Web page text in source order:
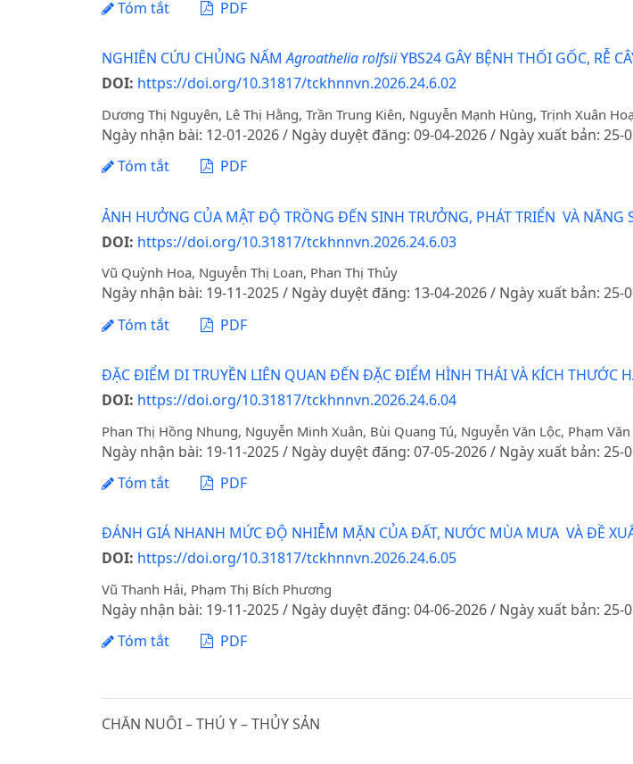
Tóm tắt
PDF
NGHIÊN CỨU CHỦNG NẤMAgroathelia rolfsiiYBS24 GÂY BỆNH THỐI GỐC, RỄ
DOI: https://doi.org/10.31817/tckhnnvn.2026.24.6.02
Dương Thị Nguyên, Lê Thị Hằng, Trần Trung Kiên, Nguyễn Mạnh Hùng, Trịnh Xuân
Ngày nhận bài: 12-01-2026 / Ngày duyệt đăng: 09-04-2026 / Ngày xuất bản: 25-
Tóm tắt
PDF
ẢNH HƯỞNG CỦA MẬT ĐỘ TRỒNG ĐẾN SINH TRƯỞNG, PHÁT TRIỂN VÀ NĂNG
DOI: https://doi.org/10.31817/tckhnnvn.2026.24.6.03
Vũ Quỳnh Hoa, Nguyễn Thị Loan, Phan Thị Thủy
Ngày nhận bài: 19-11-2025 / Ngày duyệt đăng: 13-04-2026 / Ngày xuất bản: 25-
Tóm tắt
PDF
ĐẶC ĐIỂM DI TRUYỀN LIÊN QUAN ĐẾN ĐẶC ĐIỂM HÌNH THÁI VÀ KÍCH THƯỚC
DOI: https://doi.org/10.31817/tckhnnvn.2026.24.6.04
Phan Thị Hồng Nhung, Nguyễn Minh Xuân, Bùi Quang Tú, Nguyễn Văn Lộc, Phạm
Ngày nhận bài: 19-11-2025 / Ngày duyệt đăng: 07-05-2026 / Ngày xuất bản: 25-
Tóm tắt
PDF
ĐÁNH GIÁ NHANH MỨC ĐỘ NHIỄM MẶN CỦA ĐẤT, NƯỚC MÙA MƯA VÀ ĐỀ
DOI: https://doi.org/10.31817/tckhnnvn.2026.24.6.05
Vũ Thanh Hải, Phạm Thị Bích Phương
Ngày nhận bài: 19-11-2025 / Ngày duyệt đăng: 04-06-2026 / Ngày xuất bản: 25-
Tóm tắt
PDF
CHĂN NUÔI – THÚ Y – THỦY SẢN